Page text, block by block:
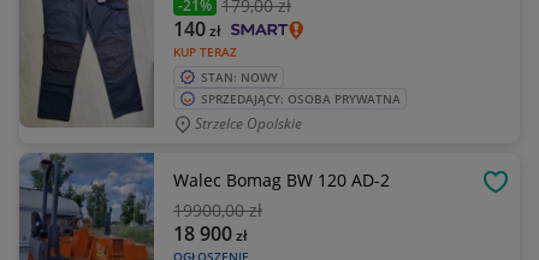
-21% 179,00 zł
KUP TERAZ
140zł
STAN: NOWY
SPRZEDAJĄCY: OSOBA PRYWATNA
Strzelce Opolskie
Walec Bomag BW 120 AD-2
19900,00 zł
OGŁOSZENIE
18 900zł